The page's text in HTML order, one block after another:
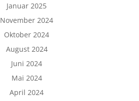
Januar 2025
November 2024
Oktober 2024
August 2024
Juni 2024
Mai 2024
April 2024